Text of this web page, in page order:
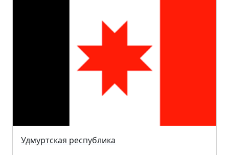
Удмуртская республика